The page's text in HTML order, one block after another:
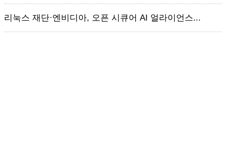
리눅스 재단·엔비디아, 오픈 시큐어 AI 얼라이언스...